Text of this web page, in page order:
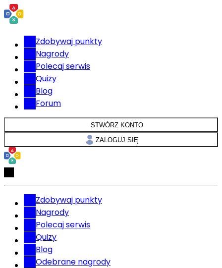
Zdobywaj punkty
Nagrody
Polecaj serwis
Quizy
Blog
Forum
STWÓRZ KONTO
ZALOGUJ SIĘ
Zdobywaj punkty
Nagrody
Polecaj serwis
Quizy
Blog
Odebrane nagrody